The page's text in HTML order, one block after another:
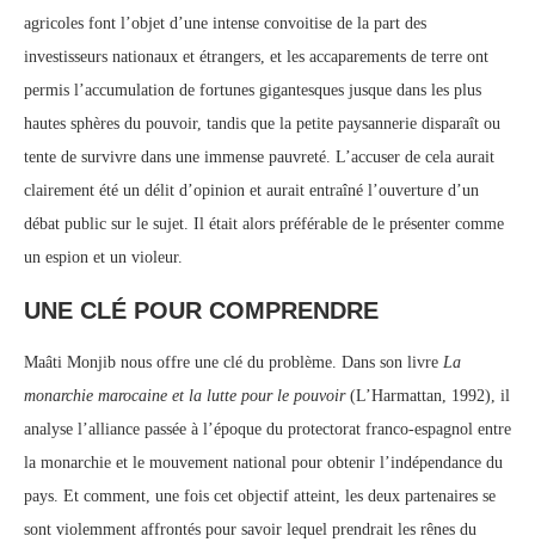
agricoles font l’objet d’une intense convoitise de la part des
investisseurs nationaux et étrangers, et les accaparements de terre ont
permis l’accumulation de fortunes gigantesques jusque dans les plus
hautes sphères du pouvoir, tandis que la petite paysannerie disparaît ou
tente de survivre dans une immense pauvreté. L’accuser de cela aurait
clairement été un délit d’opinion et aurait entraîné l’ouverture d’un
débat public sur le sujet. Il était alors préférable de le présenter comme
un espion et un violeur.
UNE CLÉ POUR COMPRENDRE
Maâti Monjib nous offre une clé du problème. Dans son livre La
monarchie marocaine et la lutte pour le pouvoir(L’Harmattan, 1992), il
analyse l’alliance passée à l’époque du protectorat franco-espagnol entre
la monarchie et le mouvement national pour obtenir l’indépendance du
pays. Et comment, une fois cet objectif atteint, les deux partenaires se
sont violemment affrontés pour savoir lequel prendrait les rênes du